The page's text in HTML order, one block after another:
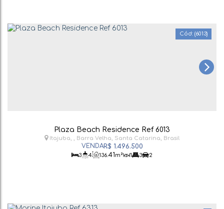
(6013)
Plaza Beach Residence Ref 6013
R$ 1.496.500
Itajuba , Barra Velha, Santa Catarina, Brasil
3 4 136.41m² 1 3 2